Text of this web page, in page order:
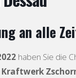
an alle
haben Sie die
Kraftwerk